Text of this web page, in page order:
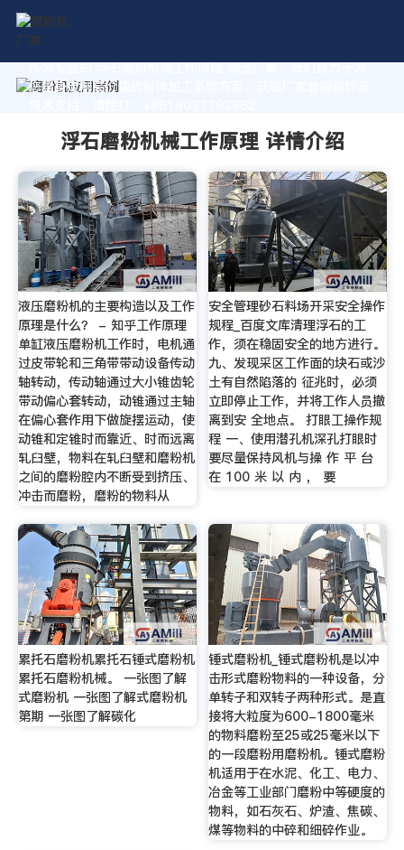
作为专业的 浮石磨粉机械工作原理 制造厂家，我们致力于为
您量身定制高价值的粉体加工系统方案。获取厂家直销报价及
浮石磨粉机械工作原理 详情介绍
液压磨粉机的主要构造以及工作
原理是什么？ - 知乎工作原理
单缸液压磨粉机工作时，电机通
过皮带轮和三角带带动设备传动
轴转动，传动轴通过大小锥齿轮
带动偏心套转动，动锥通过主轴
在偏心套作用下做旋摆运动，使
动锥和定锥时而靠近、时而远离
轧臼壁，物料在轧臼壁和磨粉机
之间的磨粉腔内不断受到挤压、
冲击而磨粉，磨粉的物料从
安全管理砂石料场开采安全操作
规程_百度文库清理浮石的工
作，须在稳固安全的地方进行。
九、发现采区工作面的块石或沙
土有自然陷落的 征兆时，必须
立即停止工作，并将工作人员撤
离到安 全地点。 打眼工操作规
程 一、使用潜孔机深孔打眼时
要尽量保持风机与操 作 平 台
在 100 米 以 内 ， 要
累托石磨粉机累托石锤式磨粉机
累托石磨粉机械。 一张图了解
式磨粉机 一张图了解式磨粉机
第期 一张图了解碳化
锤式磨粉机_锤式磨粉机是以冲
击形式磨粉物料的一种设备，分
单转子和双转子两种形式。是直
接将大粒度为600-1800毫米
的物料磨粉至25或25毫米以下
的一段磨粉用磨粉机。锤式磨粉
机适用于在水泥、化工、电力、
冶金等工业部门磨粉中等硬度的
物料，如石灰石、炉渣、焦碳、
煤等物料的中碎和细碎作业。